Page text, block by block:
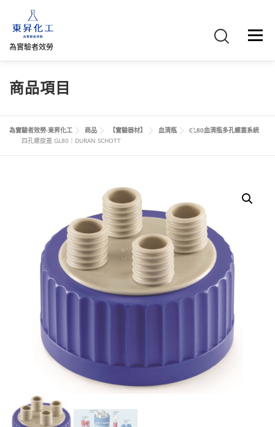
為實驗者效勞
選單
首頁 關於我們
網路商店 直購專區 詢價車、購物車/會員
商品項目
為實驗者效勞-東昇化工 商品 【實驗器材】 血清瓶
GL80血清瓶多孔螺蓋系統
四孔螺旋蓋 GL80｜DURAN SCHOTT